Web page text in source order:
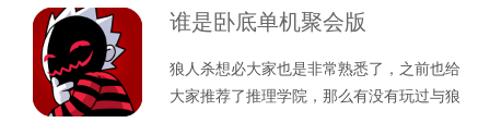
谁是卧底单机聚会版
狼人杀想必大家也是非常熟悉了，之前也给
大家推荐了推理学院，那么有没有玩过与狼